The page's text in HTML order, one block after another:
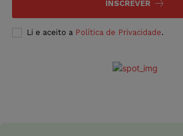
INSCREVER
Li e aceito a Política de Privacidade.